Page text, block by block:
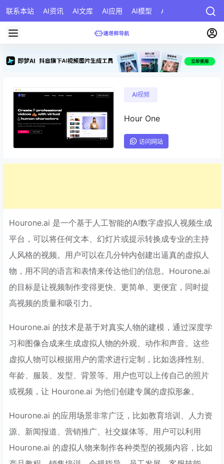
联系本站 AI资讯 AI文库 AI应用 AI模型 AI公司 AI提示词
AI视频
Hour One
访问网站
Hourone.ai 是一个基于人工智能的AI数字虚拟人视频生成
平台，可以将任何文本、幻灯片或提示转换成专业的主持
人风格的视频。用户可以在几分钟内创建出逼真的虚拟人
物，用不同的语言和表情来传达他们的信息。Hourone.ai
的目标是让视频制作变得更快、更简单、更便宜，同时提
高视频的质量和吸引力。
Hourone.ai 的技术是基于对真实人物的建模，通过深度学
习和图像合成来生成虚拟人物的外观、动作和声音。这些
虚拟人物可以根据用户的需求进行定制，比如选择性别、
年龄、服装、发型、背景等。用户也可以上传自己的照片
或视频，让 Hourone.ai 为他们创建专属的虚拟形象。
Hourone.ai 的应用场景非常广泛，比如教育培训、人力资
源、新闻报道、营销推广、社交媒体等。用户可以利用
Hourone.ai 的虚拟人物来制作各种类型的视频内容，比如